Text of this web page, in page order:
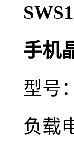
手机
型号
负载